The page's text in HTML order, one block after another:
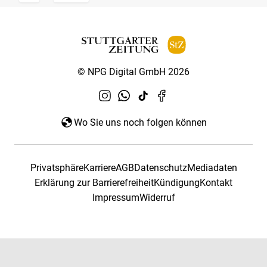
© NPG Digital GmbH 2026
Wo Sie uns noch folgen können
PrivatsphäreKarriereAGBDatenschutzMediadaten
Erklärung zur BarrierefreiheitKündigungKontakt
ImpressumWiderruf